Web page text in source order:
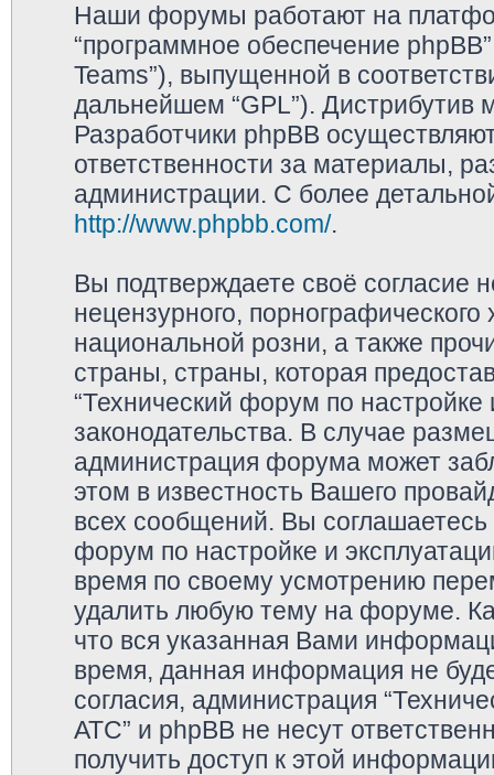
Наши форумы работают на
“программное обеспечение
Teams”), выпущенной в
дальнейшем “GPL”). Дистрибутив
Разработчики phpBB
ответственности за материалы,
администрации. С более
http://www.phpbb.com/.
Вы подтверждаете своё согласие
нецензурного, порнографического
национальной розни, а также
страны, страны, которая
“Технический форум по
законодательства. В случае
администрация форума может
этом в известность Вашего
всех сообщений. Вы
форум по настройке и
время по своему усмотрению
удалить любую тему на форуме.
что вся указанная Вами
время, данная информация не
согласия, администрация
АТС” и phpBB не несут
получить доступ к этой